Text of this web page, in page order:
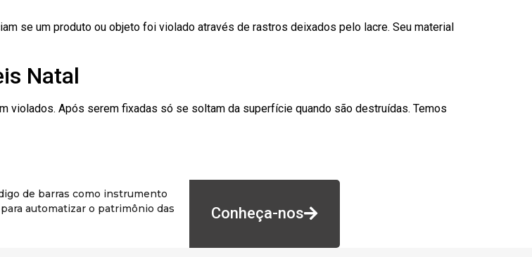
se um produto ou objeto foi violado através de rastros deixados pelo lacre. Seu material
Natal
violados. Após serem fixadas só se soltam da superfície quando são destruídas. Temos
de barras como instrumento
automatizar o patrimônio das
Conheça-nos